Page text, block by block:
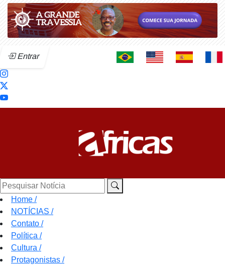
Entrar
Pesquisar Notícia
Home /
NOTÍCIAS /
Contato /
Política /
Cultura /
Protagonistas /